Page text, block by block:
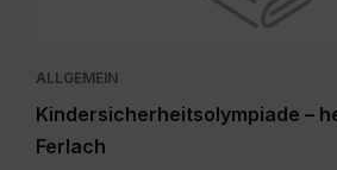
ALLGEMEIN
Kindersicherheitsolympiade –
Ferlach